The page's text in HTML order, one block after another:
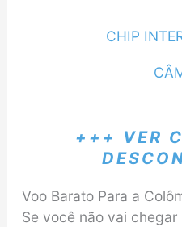
CHIP
+++ VER
Voo Barato Para a
Se você não vai